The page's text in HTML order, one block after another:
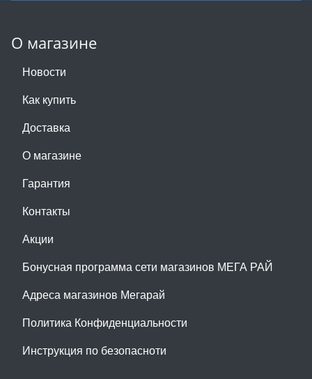
О магазине
Новости
Как купить
Доставка
О магазине
Гарантия
Контакты
Акции
Бонусная программа сети магазинов МЕГА РАЙ
Адреса магазинов Мегарай
Политика Конфиденциальности
Инструкция по безопасноти